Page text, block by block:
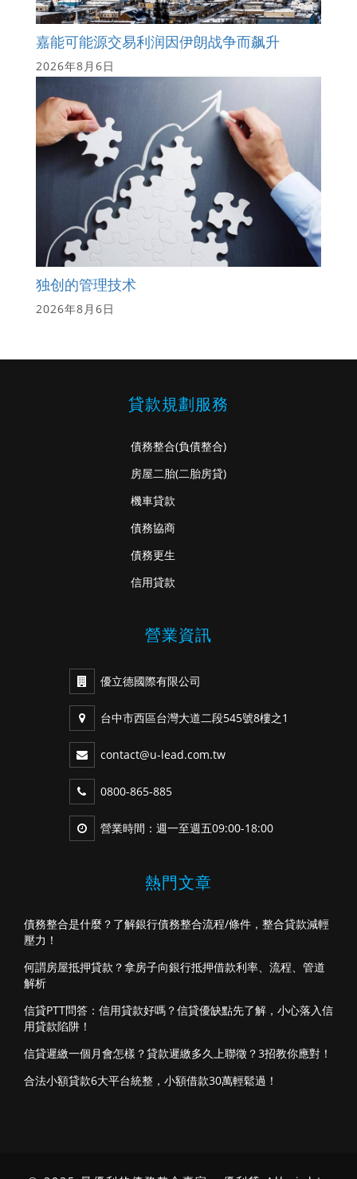
嘉能可能源交易利润因伊朗战争而飙升
2026年8月6日
独创的管理技术
2026年8月6日
貸款規劃服務
債務整合(負債整合)
房屋二胎(二胎房貸)
機車貸款
債務協商
債務更生
信用貸款
營業資訊
優立德國際有限公司
台中市西區台灣大道二段545號8樓之1
contact@u-lead.com.tw
0800-865-885
營業時間：週一至週五09:00-18:00
熱門文章
債務整合是什麼？了解銀行債務整合流程/條件，整合貸款減輕
壓力！
何謂房屋抵押貸款？拿房子向銀行抵押借款利率、流程、管道
解析
信貸PTT問答：信用貸款好嗎？信貸優缺點先了解，小心落入信
用貸款陷阱！
信貸遲繳一個月會怎樣？貸款遲繳多久上聯徵？3招教你應對！
合法小額貸款6大平台統整，小額借款30萬輕鬆過！